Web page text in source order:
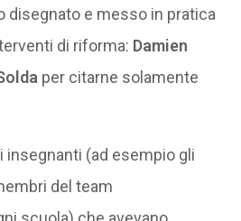
disegnato e messo in pratica
di riforma: Damien
per citarne solamente
insegnanti (ad esempio gli
del team